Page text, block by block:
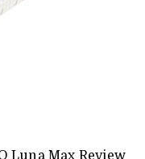
Luna Max Review